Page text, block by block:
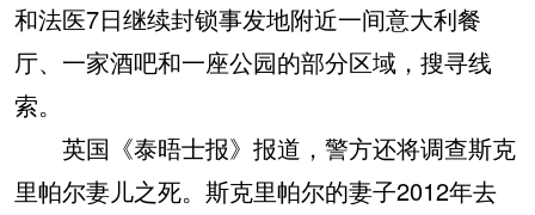
和法医7日继续封锁事发地附近一间意大利餐
厅、一家酒吧和一座公园的部分区域，搜寻线
索。
英国《泰晤士报》报道，警方还将调查斯克
里帕尔妻儿之死。斯克里帕尔的妻子2012年去